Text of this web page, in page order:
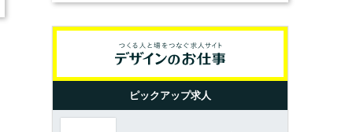
ピックアップ求人